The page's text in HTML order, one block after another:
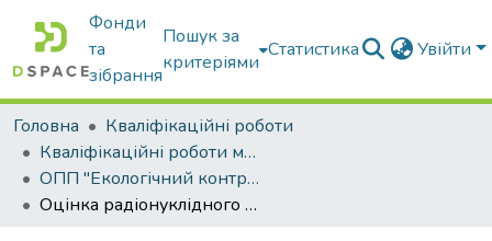
Фонди
та
зібрання
Пошук за
критеріями
Статистика Увійти
Головна
Кваліфікаційні роботи
Кваліфікаційні роботи магістрів
ОПП "Екологічний контроль та аудит"
Оцінка радіонуклідного забруднення сировини та продукції на ПрАТ «Прилуцький хлібзавод»